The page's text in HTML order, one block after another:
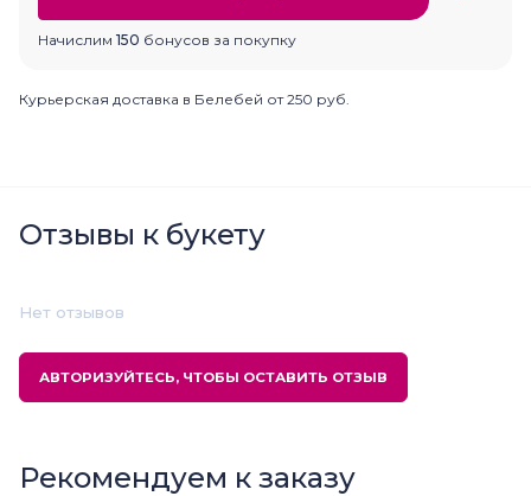
Начислим 150 бонусов за покупку
Курьерская доставка в Белебей от 250 руб.
Отзывы к букету
Нет отзывов
АВТОРИЗУЙТЕСЬ, ЧТОБЫ ОСТАВИТЬ ОТЗЫВ
Рекомендуем к заказу